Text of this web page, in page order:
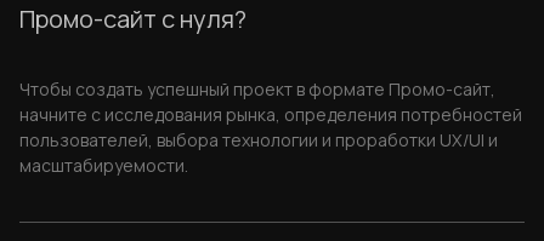
Промо-сайт с нуля?
Чтобы создать успешный проект в формате Промо-сайт,
начните с исследования рынка, определения потребностей
пользователей, выбора технологии и проработки UX/UI и
масштабируемости.